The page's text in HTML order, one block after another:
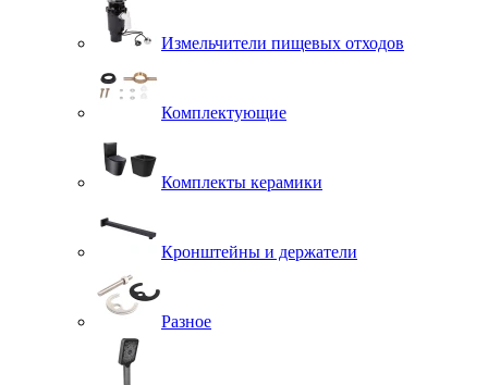
Измельчители пищевых отходов
Комплектующие
Комплекты керамики
Кронштейны и держатели
Разное